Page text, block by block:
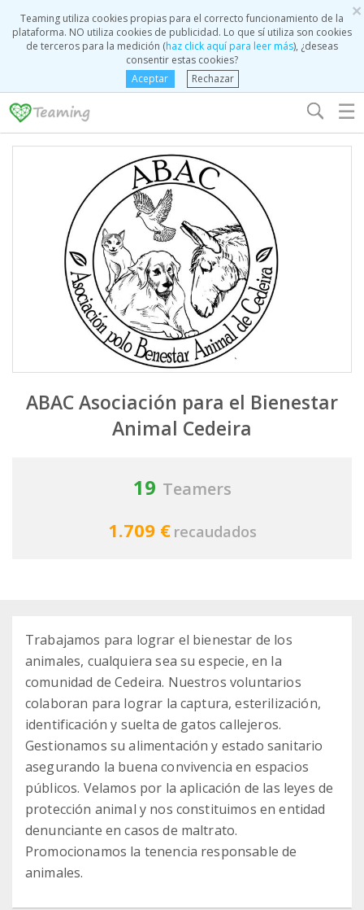
×
Teaming utiliza cookies propias para el correcto funcionamiento de la
plataforma. NO utiliza cookies de publicidad. Lo que sí utiliza son cookies
de terceros para la medición (haz click aquí para leer más), ¿deseas
consentir estas cookies?
Aceptar
Rechazar
☰
ABAC Asociación para el Bienestar
Animal Cedeira
19 Teamers
1.709 € recaudados
Trabajamos para lograr el bienestar de los
animales, cualquiera sea su especie, en la
comunidad de Cedeira. Nuestros voluntarios
colaboran para lograr la captura, esterilización,
identificación y suelta de gatos callejeros.
Gestionamos su alimentación y estado sanitario
asegurando la buena convivencia en espacios
públicos. Velamos por la aplicación de las leyes de
protección animal y nos constituimos en entidad
denunciante en casos de maltrato.
Promocionamos la tenencia responsable de
animales.